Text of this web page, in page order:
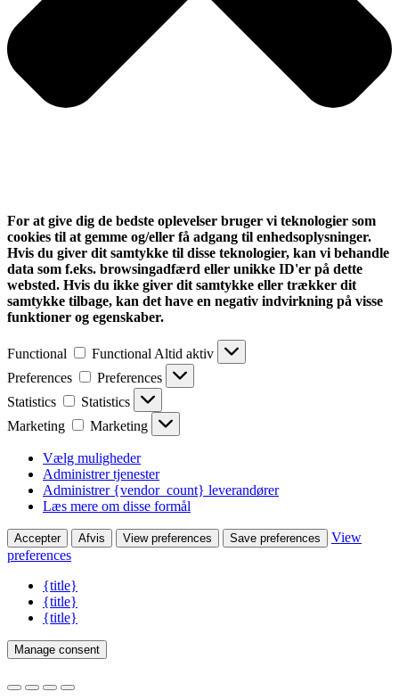
For at give dig de bedste oplevelser bruger vi teknologier som
cookies til at gemme og/eller få adgang til enhedsoplysninger.
Hvis du giver dit samtykke til disse teknologier, kan vi behandle
data som f.eks. browsingadfærd eller unikke ID'er på dette
websted. Hvis du ikke giver dit samtykke eller trækker dit
samtykke tilbage, kan det have en negativ indvirkning på visse
funktioner og egenskaber.
Functional Functional Altid aktiv
Preferences
Preferences
Statistics
Statistics
Marketing
Marketing
Vælg muligheder
Administrer tjenester
Administrer {vendor_count} leverandører
Læs mere om disse formål
Accepter Afvis View preferences Save preferences
View
preferences
{title}
{title}
{title}
Manage consent